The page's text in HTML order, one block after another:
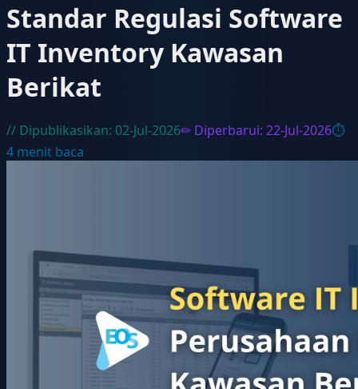
Standar Regulasi Software
IT Inventory Kawasan
Berikat
// Dipublikasikan: 02-Jul-2026✏ Diperbarui: 22-Jul-2026⏱
4 menit baca